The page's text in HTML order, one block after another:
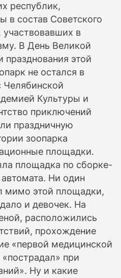
республик,
в состав Советского
в
В День Великой
этой
не остался в
Челябинской
Культуры и
приключений
праздничную
зоопарка
площадки.
площадка по сборке-
Ни один
мимо этой площадки,
и девочек. На
расположились
прохождение
«первой медицинской
при
Ну и какие